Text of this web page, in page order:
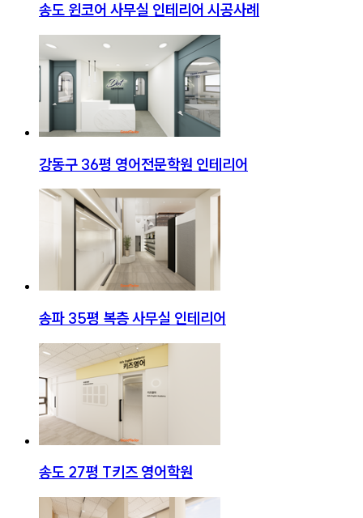
송도 윈코어 사무실 인테리어 시공사례
강동구 36평 영어전문학원 인테리어
송파 35평 복층 사무실 인테리어
송도 27평 T키즈 영어학원